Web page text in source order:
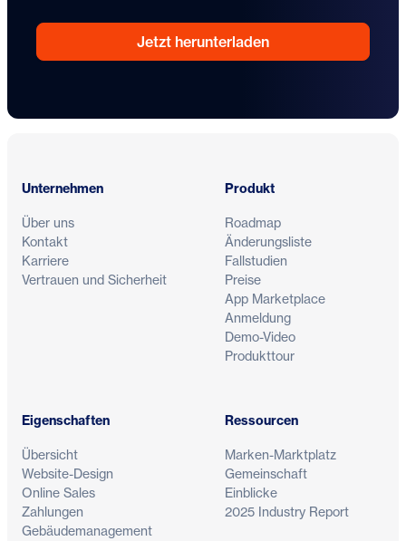
Jetzt herunterladen
Unternehmen
Über uns
Kontakt
Karriere
Vertrauen und Sicherheit
Produkt
Roadmap
Änderungsliste
Fallstudien
Preise
App Marketplace
Anmeldung
Demo-Video
Produkttour
Eigenschaften
Übersicht
Website-Design
Online Sales
Zahlungen
Gebäudemanagement
Ressourcen
Marken-Marktplatz
Gemeinschaft
Einblicke
2025 Industry Report